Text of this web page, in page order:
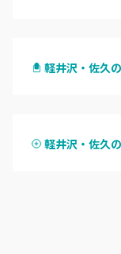
松本・塩尻
軽井沢・佐久
ハンドスカルプ
軽井沢・佐久